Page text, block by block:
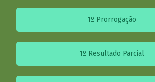
1º Prorrogação
1º Resultado Parcial